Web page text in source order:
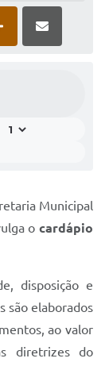
Municipal
o cardápio
disposição e
são elaborados
ao valor
diretrizes do